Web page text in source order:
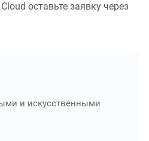
оставьте заявку через
и искусственными